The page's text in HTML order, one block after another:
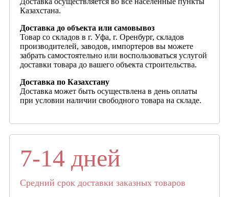
Казахстана.
Доставка до объекта или самовывоз
Товар со складов в г. Уфа, г. Оренбург, складов
производителей, заводов, импортеров вы можете
забрать самостоятельно или воспользоваться услугой
доставки товара до вашего объекта строительства.
Доставка по Казахстану
Доставка может быть осуществлена в день оплаты
при условии наличии свободного товара на складе.
7-14 дней
Средний срок доставки заказных товаров